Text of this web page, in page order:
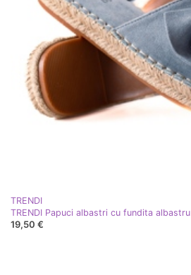
TRENDI
TRENDI Papuci albastri cu fundita albastru
19,50 €